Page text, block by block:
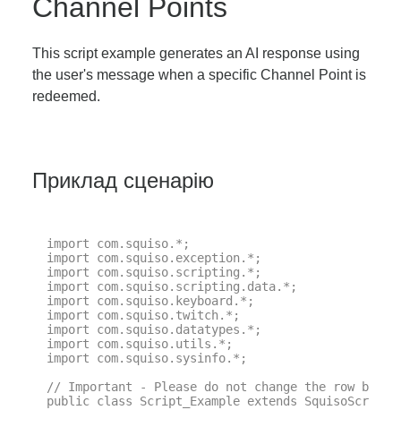
Channel Points
This script example generates an AI response using
the user's message when a specific Channel Point is
redeemed.
Приклад сценарію
import com.squiso.*;
import com.squiso.exception.*;
import com.squiso.scripting.*;
import com.squiso.scripting.data.*;
import com.squiso.keyboard.*;
import com.squiso.twitch.*;
import com.squiso.datatypes.*;
import com.squiso.utils.*;
import com.squiso.sysinfo.*;
// Important - Please do not change the row
public class Script_Example extends SquisoScript